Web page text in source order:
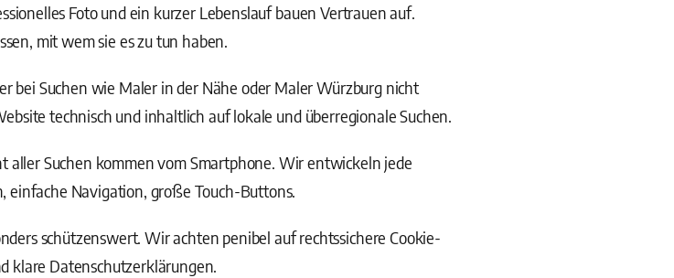
Foto und ein kurzer Lebenslauf bauen Vertrauen auf.
mit wem sie es zu tun haben.
bei Suchen wie Maler in der Nähe oder Maler Würzburg nicht
technisch und inhaltlich auf lokale und überregionale Suchen.
aller Suchen kommen vom Smartphone. Wir entwickeln jede
Navigation, große Touch-Buttons.
schützenswert. Wir achten penibel auf rechtssichere Cookie-
klare Datenschutzerklärungen.